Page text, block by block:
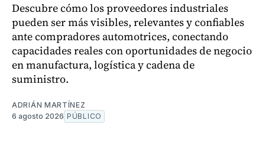
Descubre cómo los proveedores industriales
pueden ser más visibles, relevantes y confiables
ante compradores automotrices, conectando
capacidades reales con oportunidades de negocio
en manufactura, logística y cadena de
suministro.
ADRIÁN MARTÍNEZ
6 agosto 2026 PÚBLICO